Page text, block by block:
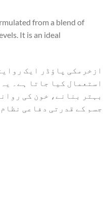
from a blend of
It is an ideal
ازخرمکی پاؤڈر ایک
استعمال کیا جاتا ہے۔
بہتر بنانے، خون کی
جسم کے قدرتی دفاعی